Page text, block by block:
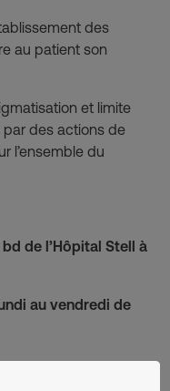
des
au patient son
et limite
par des actions de
l’ensemble du
bd de l’Hôpital Stell à
au vendredi de